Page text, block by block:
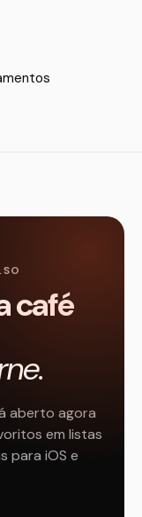
café
aberto agora
em listas
para iOS e